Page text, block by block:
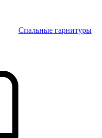
Спальные гарнитуры